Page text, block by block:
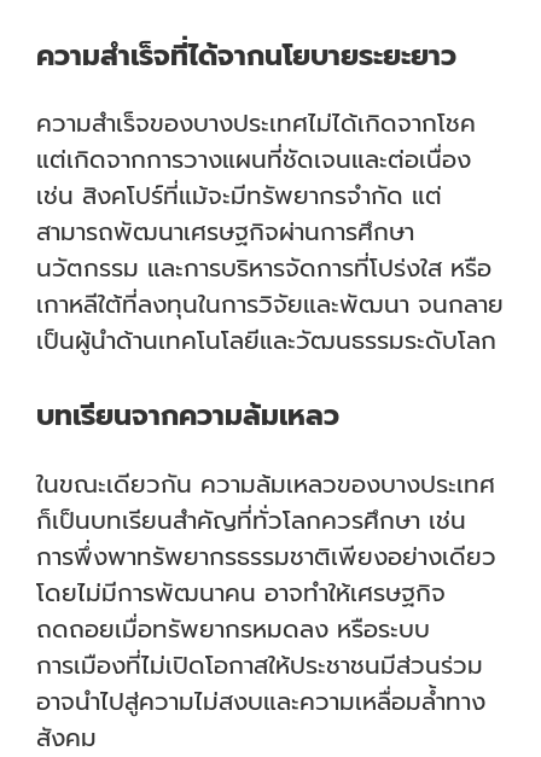
ความสำเร็จที่ได้จากนโยบายระยะยาว
ความสำเร็จของบางประเทศไม่ได้เกิดจากโชค
แต่เกิดจากการวางแผนที่ชัดเจนและต่อเนื่อง
เช่น สิงคโปร์ที่แม้จะมีทรัพยากรจำกัด แต่
สามารถพัฒนาเศรษฐกิจผ่านการศึกษา
นวัตกรรม และการบริหารจัดการที่โปร่งใส หรือ
เกาหลีใต้ที่ลงทุนในการวิจัยและพัฒนา จนกลาย
เป็นผู้นำด้านเทคโนโลยีและวัฒนธรรมระดับโลก
บทเรียนจากความล้มเหลว
ในขณะเดียวกัน ความล้มเหลวของบางประเทศ
ก็เป็นบทเรียนสำคัญที่ทั่วโลกควรศึกษา เช่น
การพึ่งพาทรัพยากรธรรมชาติเพียงอย่างเดียว
โดยไม่มีการพัฒนาคน อาจทำให้เศรษฐกิจ
ถดถอยเมื่อทรัพยากรหมดลง หรือระบบ
การเมืองที่ไม่เปิดโอกาสให้ประชาชนมีส่วนร่วม
อาจนำไปสู่ความไม่สงบและความเหลื่อมล้ำทาง
สังคม